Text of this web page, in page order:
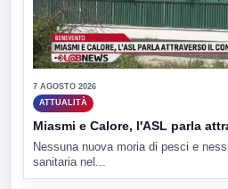
7 AGOSTO 2026
ATTUALITÀ
Miasmi e Calore, l'ASL parla
Nessuna nuova moria di pesci e
sanitaria nel...